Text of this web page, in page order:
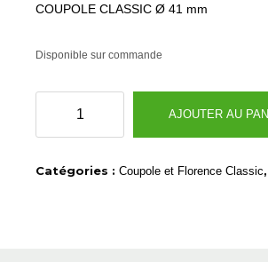
COUPOLE CLASSIC Ø 41 mm
Disponible sur commande
R22.877.165
AJOUTER AU
Catégories : Coupole et Florence Classic,